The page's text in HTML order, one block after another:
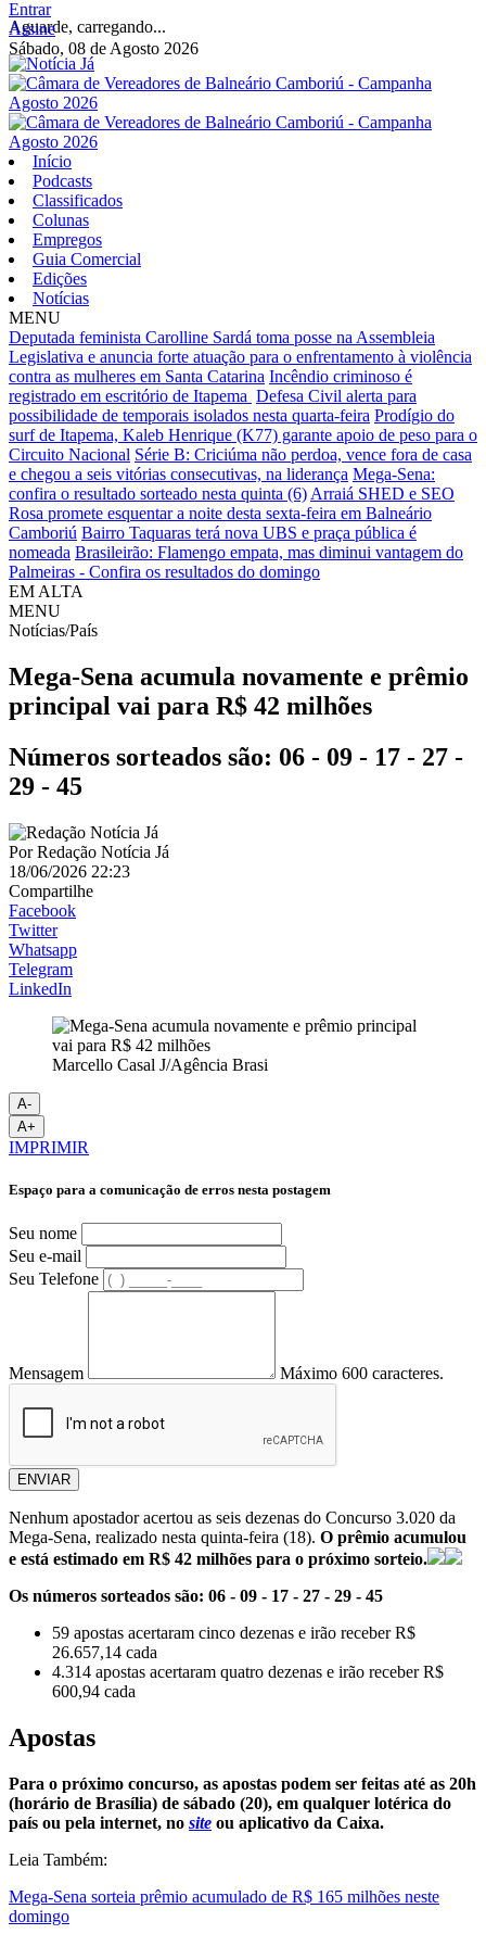
Aguarde, carregando...
Entrar
Assine
Sábado, 08 de Agosto 2026
Início
Podcasts
Classificados
Colunas
Empregos
Guia Comercial
Edições
Notícias
MENU
Deputada feminista Carolline Sardá toma posse na Assembleia
Legislativa e anuncia forte atuação para o enfrentamento à violência
contra as mulheres em Santa Catarina Incêndio criminoso é
registrado em escritório de Itapema Defesa Civil alerta para
possibilidade de temporais isolados nesta quarta-feira Prodígio do
surf de Itapema, Kaleb Henrique (K77) garante apoio de peso para o
Circuito Nacional Série B: Criciúma não perdoa, vence fora de casa
e chegou a seis vitórias consecutivas, na liderança Mega-Sena:
confira o resultado sorteado nesta quinta (6) Arraiá SHED e SEO
Rosa promete esquentar a noite desta sexta-feira em Balneário
Camboriú Bairro Taquaras terá nova UBS e praça pública é
nomeada Brasileirão: Flamengo empata, mas diminui vantagem do
Palmeiras - Confira os resultados do domingo
EM ALTA
MENU
Notícias/País
Mega-Sena acumula novamente e prêmio
principal vai para R$ 42 milhões
Números sorteados são: 06 - 09 - 17 - 27 -
29 - 45
PorRedação Notícia Já
18/06/2026 22:23
Compartilhe
Facebook
Twitter
Whatsapp
Telegram
LinkedIn
Marcello Casal J/Agência Brasi
A-
A+
IMPRIMIR
Espaço para a comunicação de erros nesta postagem
Seu nome
Seu e-mail
Seu Telefone
Mensagem Máximo 600 caracteres.
ENVIAR
Nenhum apostador acertou as seis dezenas do Concurso 3.020 da
Mega-Sena, realizado nesta quinta-feira (18). O prêmio acumulou
e está estimado em R$ 42 milhões para o próximo sorteio.
Os números sorteados são: 06 - 09 - 17 - 27 - 29 - 45
59 apostas acertaram cinco dezenas e irão receber R$
26.657,14 cada
4.314 apostas acertaram quatro dezenas e irão receber R$
600,94 cada
Apostas
Para o próximo concurso, as apostas podem ser feitas até as 20h
(horário de Brasília) de sábado (20), em qualquer lotérica do
país ou pela internet, no site ou aplicativo da Caixa.
Leia Também:
Mega-Sena sorteia prêmio acumulado de R$ 165 milhões neste
domingo